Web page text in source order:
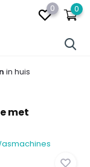
0 0
in huis
met